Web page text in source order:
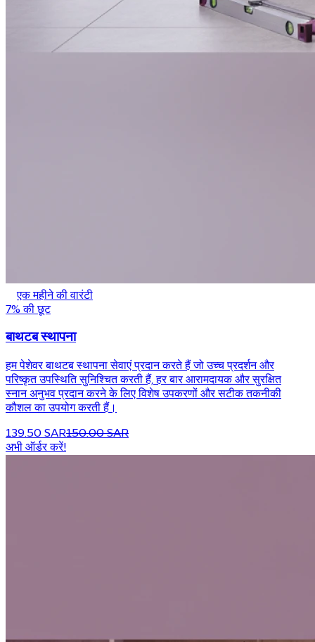
एक महीने की वारंटी
7% की छूट
बाथटब स्थापना
हम पेशेवर बाथटब स्थापना सेवाएं प्रदान करते हैं जो उच्च प्रदर्शन और
परिष्कृत उपस्थिति सुनिश्चित करती हैं, हर बार आरामदायक और सुरक्षित
स्नान अनुभव प्रदान करने के लिए विशेष उपकरणों और सटीक तकनीकी
कौशल का उपयोग करती हैं।
139.50 SAR150.00 SAR
अभी ऑर्डर करें!